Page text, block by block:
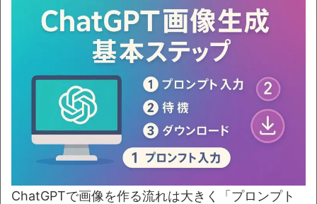
ChatGPTで画像を作る流れは大きく「プロンプト